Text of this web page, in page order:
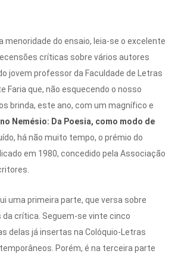
menoridade do ensaio, leia-se o excelente
críticas sobre vários autores
jovem professor da Faculdade de Letras
Faria que, não esquecendo o nosso
brinda, este ano, com um magnífico e
Nemésio: Da Poesia, como modo de
há não muito tempo, o prémio do
em 1980, concedido pela Associação
uma primeira parte, que versa sobre
crítica. Seguem-se vinte cinco
delas já insertas na Colóquio-Letras
Porém, é na terceira parte